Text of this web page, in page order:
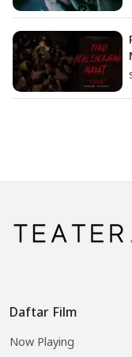
Daftar Film
Now Playing